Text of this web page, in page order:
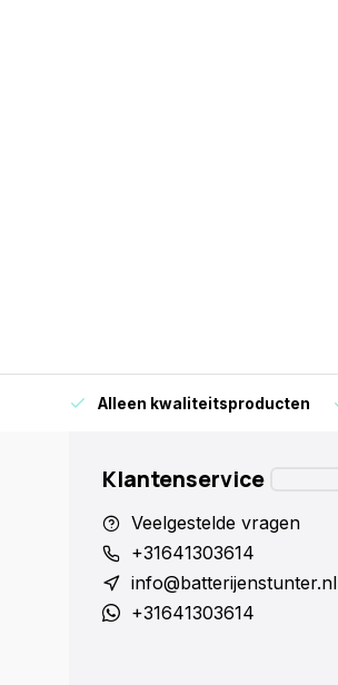
Alleen kwaliteitsproducten
Klantenservice
Veelgestelde vragen
+31641303614
info@batterijenstunter.nl
+31641303614